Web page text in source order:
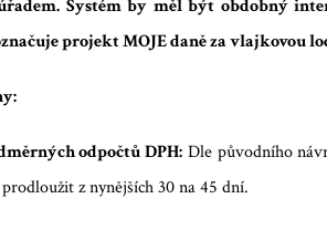
Systém by měl být obdobný
projekt MOJE daně za vlajkovou
odpočtů DPH: Dle původního
z nynějších 30 na 45 dní.